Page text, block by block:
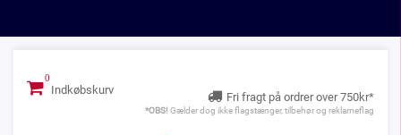
Indkøbskurv
Fri fragt på ordrer over 750kr*
*OBS! Gælder dog ikke flagstænger, tilbehør og reklameflag